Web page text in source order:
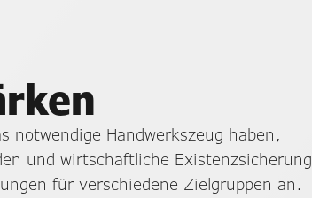
notwendige Handwerkszeug haben,
und wirtschaftliche Existenzsicherung
für verschiedene Zielgruppen an.